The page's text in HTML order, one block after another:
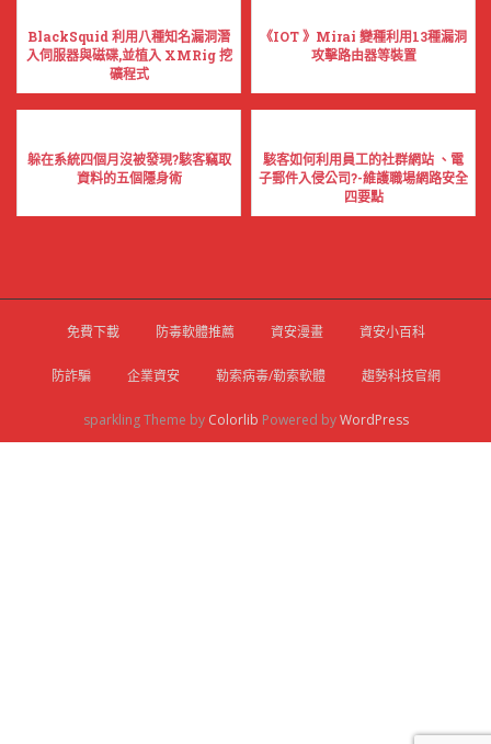
BlackSquid 利用八種知名漏洞潛
入伺服器與磁碟,並植入 XMRig 挖
礦程式
《IOT 》Mirai 變種利用13種漏洞
攻擊路由器等裝置
躲在系統四個月沒被發現?駭客竊取
資料的五個隱身術
駭客如何利用員工的社群網站 、電
子郵件入侵公司?-維護職場網路安全
四要點
免費下載 防毒軟體推薦 資安漫畫 資安小百科
防詐騙 企業資安 勒索病毒/勒索軟體 趨勢科技官網
sparkling Theme by Colorlib Powered byWordPress